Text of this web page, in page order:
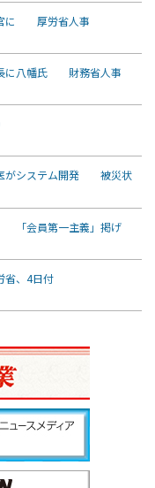
官に 厚労省人事
に八幡氏 財務省人事
がシステム開発 被災状
「会員第一主義」掲げ
、4日付